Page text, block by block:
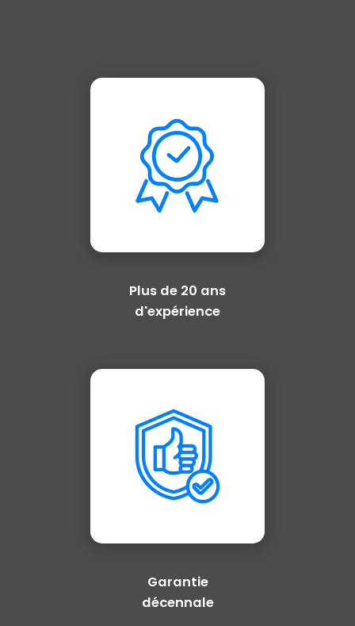
Plus de 20 ans
d'expérience
Garantie
décennale